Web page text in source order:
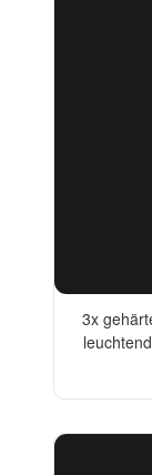
3x